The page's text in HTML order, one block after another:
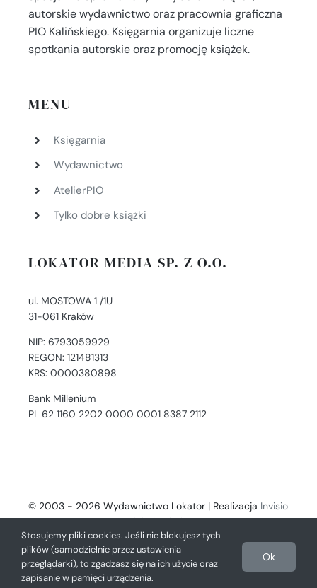
autorskie wydawnictwo oraz pracownia graficzna
PIO Kalińskiego. Księgarnia organizuje liczne
spotkania autorskie oraz promocję książek.
MENU
Księgarnia
Wydawnictwo
AtelierPIO
Tylko dobre książki
LOKATOR MEDIA SP. Z O.O.
ul. MOSTOWA 1 /1U
31-061 Kraków
NIP: 6793059929
REGON: 121481313
KRS: 0000380898
Bank Millenium
PL 62 1160 2202 0000 0001 8387 2112
© 2003 - 2026 Wydawnictwo Lokator | Realizacja Invisio
- Digital Solutions
Stosujemy pliki cookies. Jeśli nie blokujesz tych
plików (samodzielnie przez ustawienia
przeglądarki), to zgadzasz się na ich użycie oraz
zapisanie w pamięci urządzenia.
Ok